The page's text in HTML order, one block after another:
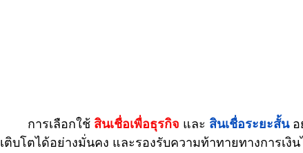
	การเลือกใช้
สินเชื่อเพื่อธุรกิจ และ สินเชื่อระยะสั้น อ
เติบโตได้อย่างมั่นคง และรองรับความท้าทายทางการเงิ